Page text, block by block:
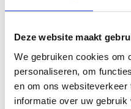
Deze website maakt
We gebruiken cookies om
personaliseren, om
en om ons
informatie over uw
de leverancier naar de
Stap 4: Vraag
offerte